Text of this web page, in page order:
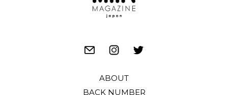
ABOUT
BACK NUMBER